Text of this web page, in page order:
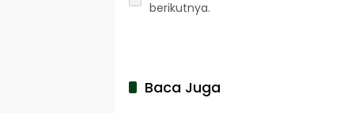
berikutnya.
Baca Juga